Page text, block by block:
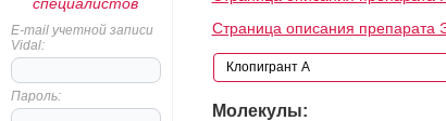
E-mail учетной записи
Vidal:
Пароль:
Страница описания препарата
Молекулы: